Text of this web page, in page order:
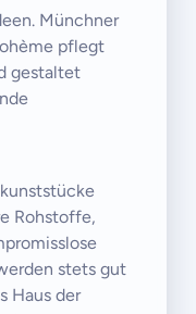
Münchner
pflegt
gestaltet
Rohstoffe,
stets gut
Haus der